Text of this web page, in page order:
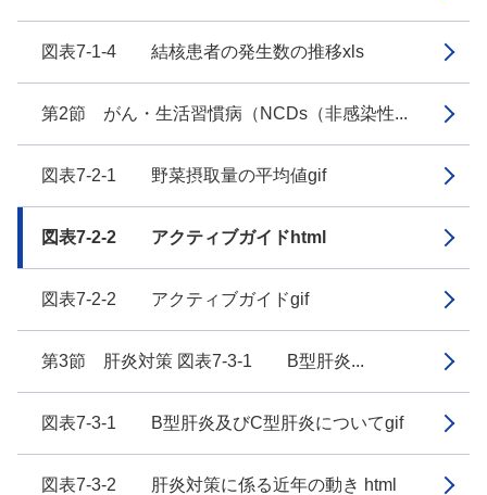
図表7-1-4 結核患者の発生数の推移xls
第2節 がん・生活習慣病（NCDs（非感染性...
図表7-2-1 野菜摂取量の平均値gif
図表7-2-2 アクティブガイドhtml
図表7-2-2 アクティブガイドgif
第3節 肝炎対策 図表7-3-1 B型肝炎...
図表7-3-1 B型肝炎及びC型肝炎についてgif
図表7-3-2 肝炎対策に係る近年の動き html